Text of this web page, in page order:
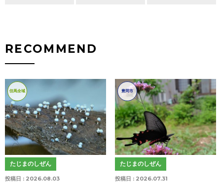
RECOMMEND
但馬全域
投稿日 : 2026.08.03
たじまのしぜん
豊岡市
投稿日 : 2026.07.31
たじまのしぜん